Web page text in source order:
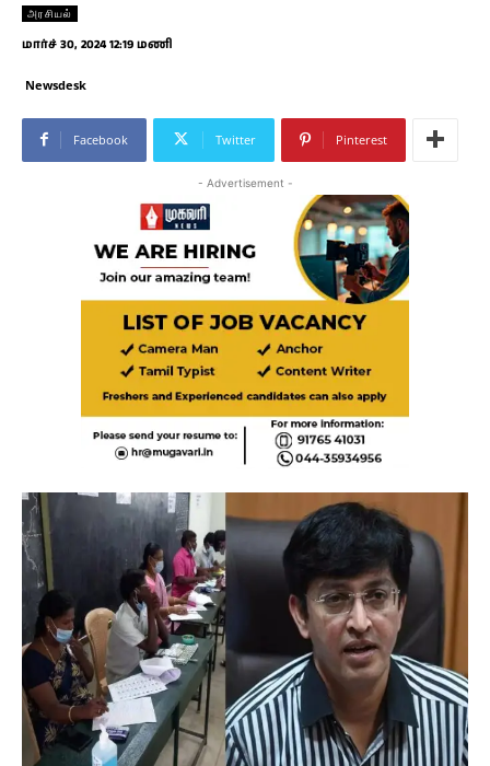
அரசியல்
மார்ச் 30, 2024 12:19 மணி
Newsdesk
Facebook Twitter Pinterest
- Advertisement -